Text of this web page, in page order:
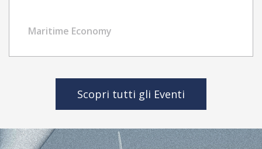
Challenges, and Inequality
Maritime Economy
Scopri tutti gli Eventi